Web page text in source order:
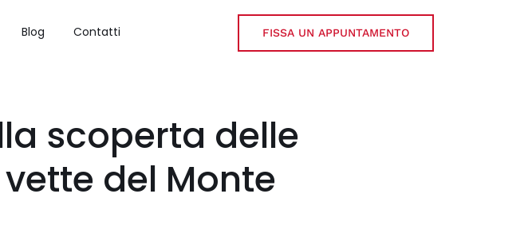
Blog Contatti FISSA UN APPUNTAMENTO
scoperta delle
del Monte